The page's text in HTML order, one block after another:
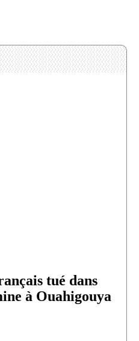
tué dans
à Ouahigouya